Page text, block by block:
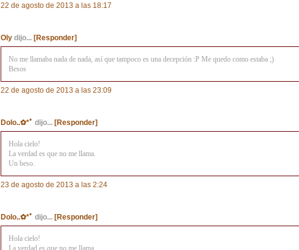
22 de agosto de 2013 a las 18:17
Olydijo... [Responder]
No me llamaba nada de nada, así que tampoco es una decepción :P Me quedo como estaba ;)
Besos
22 de agosto de 2013 a las 23:09
Dolo..✿*ﾟ dijo... [Responder]
Hola cielo!
La verdad es que no me llama.
Un beso.
23 de agosto de 2013 a las 2:24
Dolo..✿*ﾟ dijo... [Responder]
Hola cielo!
La verdad es que no me llama.